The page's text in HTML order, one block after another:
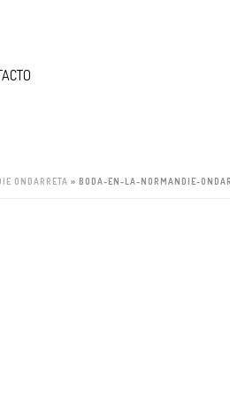
ONDARRETA » BODA-EN-LA-NORMANDIE-